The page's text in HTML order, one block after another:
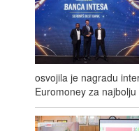
osvojila je nagradu
Euromoney za